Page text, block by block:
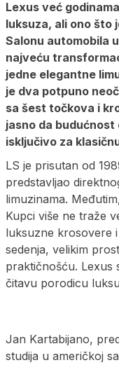
Lexus već
luksuza, ali ono što
Salonu automobila
najveću
jedne elegantne
je dva potpuno
sa šest točkova i
jasno da budućnost
isključivo za
LS je prisutan od
predstavljao
limuzinama.
Kupci više ne traže
luksuzne krosovere
sedenja, velikim
praktičnošću. Lexus
čitavu porodicu
Jan Kartabijano,
studija u američkoj